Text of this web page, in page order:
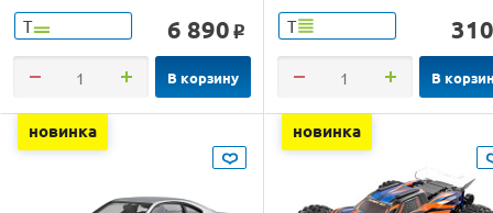
Т 6 890 o
В корзину
Т 310
В
новинка новинка